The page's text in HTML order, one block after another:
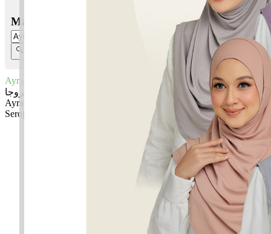
Masukkan Nama:
Ayra Seroja
ایرا سروجا
Ayra: Mulia, dihormati
Seroja: Bunga seroja, teratai
✚ Baju Baby Custom Nama 'Ayra Seroja'